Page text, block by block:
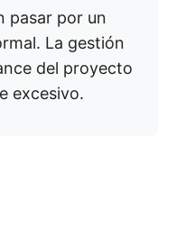
pasar por un
La gestión
del proyecto
excesivo.